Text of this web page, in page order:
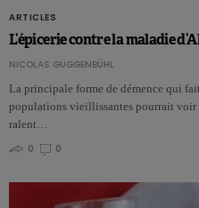
ARTICLES
L’épicerie contre la maladie
NICOLAS GUGGENBÜHL
La principale forme de démence qui
populations vieillissantes pourrait voir
ralent…
0
0